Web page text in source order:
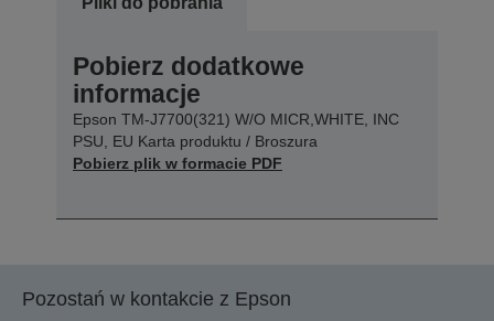
Pobierz dodatkowe
informacje
Epson TM-J7700(321) W/O MICR,WHITE, INC
PSU, EU Karta produktu / Broszura
Pobierz plik w formacie PDF
Pozostań w kontakcie z Epson